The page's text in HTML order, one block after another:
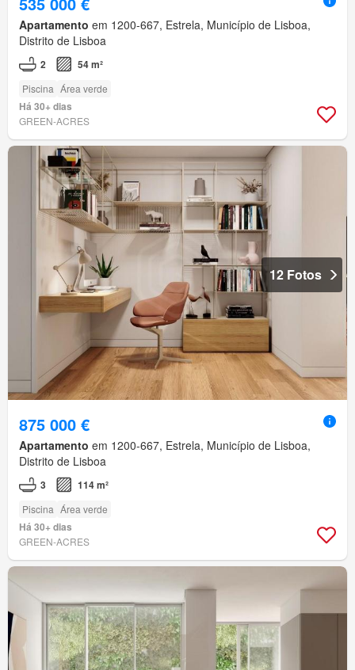
Apartamento em 1200-667, Estrela, Município de Lisboa,
Distrito de Lisboa
2 54 m²
Piscina Área verde
Há 30+ dias
GREEN-ACRES
12 Fotos
875 000 €
Apartamento em 1200-667, Estrela, Município de Lisboa,
Distrito de Lisboa
3 114 m²
Piscina Área verde
Há 30+ dias
GREEN-ACRES